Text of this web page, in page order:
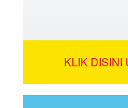
KLIK DISINI